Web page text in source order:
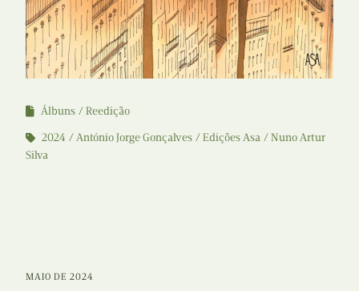
Álbuns
Reedição
2024
António Jorge Gonçalves Edições Asa
Nuno Artur
Silva
MAIO DE 2024